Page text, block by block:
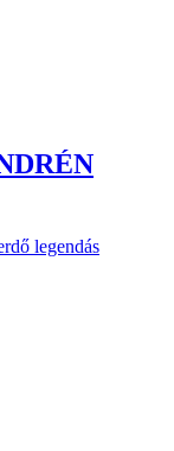
legendás